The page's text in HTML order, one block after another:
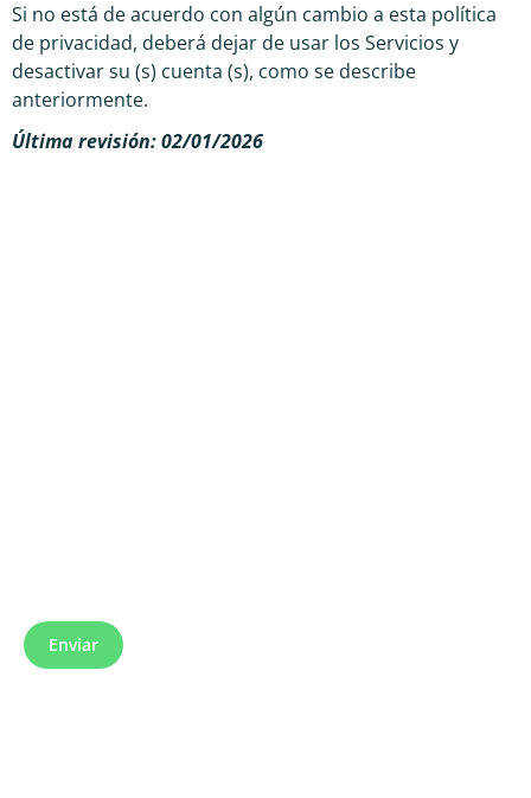
Si no está de acuerdo con algún cambio a esta política
de privacidad, deberá dejar de usar los Servicios y
desactivar su (s) cuenta (s), como se describe
anteriormente.
Última revisión: 02/01/2026
Enviar